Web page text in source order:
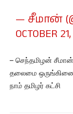
— சீமான்
OCTOBER
– செந்தமிழன் சீமான்
தலைமை
நாம் தமிழர் கட்சி